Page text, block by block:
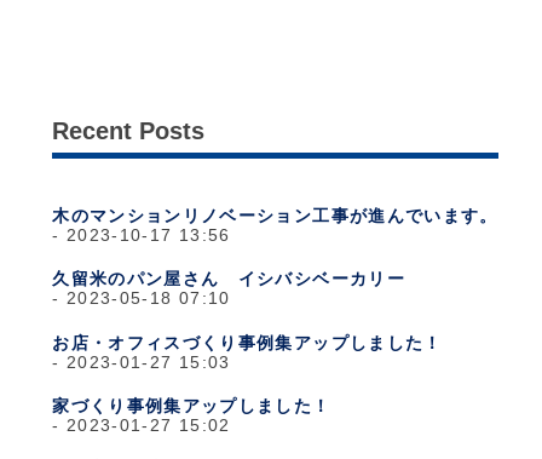
Recent Posts
木のマンションリノベーション工事が進んでいます。
2023-10-17 13:56
久留米のパン屋さん イシバシベーカリー
2023-05-18 07:10
お店・オフィスづくり事例集アップしました！
2023-01-27 15:03
家づくり事例集アップしました！
2023-01-27 15:02